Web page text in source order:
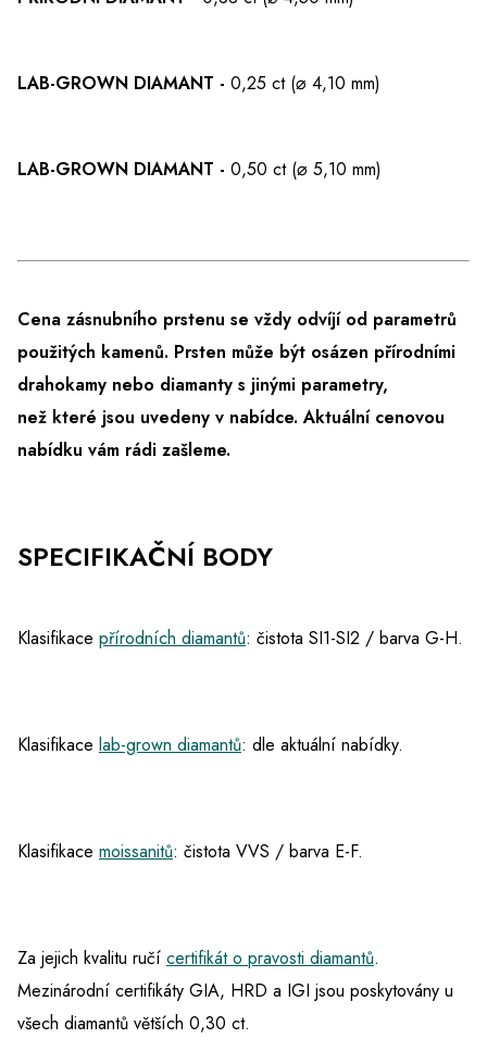
LAB-GROWN DIAMANT - 0,25 ct (⌀ 4,10 mm)
LAB-GROWN DIAMANT - 0,50 ct (⌀ 5,10 mm)
Cena zásnubního prstenu se vždy odvíjí od parametrů
použitých kamenů. Prsten může být osázen přírodními
drahokamy nebo diamanty s jinými parametry,
než které jsou uvedeny v nabídce.Aktuální cenovou
nabídku vám rádi zašleme.
SPECIFIKAČNÍ BODY
Klasifikace přírodních diamantů: čistota SI1-SI2 / barva G-H.
Klasifikace lab-grown diamantů: dle aktuální nabídky.
Klasifikace moissanitů: čistota VVS / barva E-F.
Za jejich kvalitu ručí certifikát o pravosti diamantů.
Mezinárodní certifikáty GIA, HRD a IGI jsou poskytovány u
všech diamantů větších 0,30 ct.